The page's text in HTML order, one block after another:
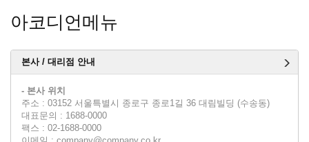
아코디언메뉴
본사 / 대리점 안내
- 본사 위치
주소 : 03152 서울특별시 종로구 종로1길 36 대림빌딩 (수송동)
대표문의 : 1688-0000
팩스 : 02-1688-0000